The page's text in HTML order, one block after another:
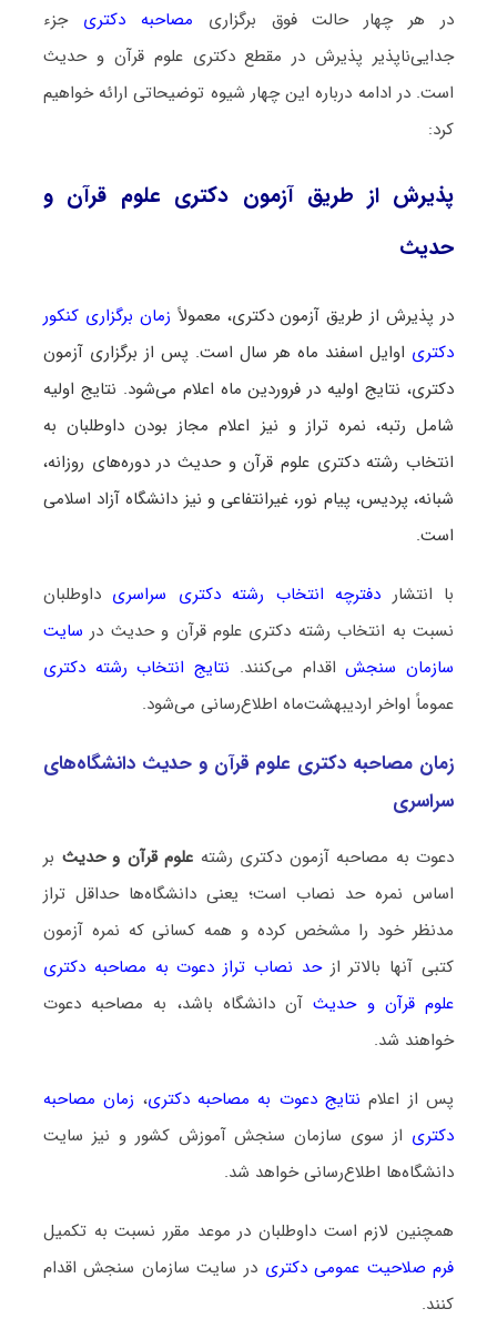
در هر چهار حالت فوق برگزاری مصاحبه دکتری جزء
جدایی‌ناپذیر پذیرش در مقطع دکتری علوم قرآن و حدیث
است. در ادامه درباره این چهار شیوه توضیحاتی ارائه خواهیم
کرد:
پذیرش از طریق آزمون دکتری علوم قرآن و
حدیث
در پذیرش از طریق آزمون دکتری، معمولاً زمان برگزاری کنکور
دکتری اوایل اسفند ماه هر سال است. پس از برگزاری آزمون
دکتری، نتایج اولیه در فروردین ماه اعلام می‌شود. نتایج اولیه
شامل رتبه، نمره‌ تراز و نیز اعلام مجاز بودن داوطلبان به
انتخاب رشته دکتری علوم قرآن و حدیث در دوره‌های روزانه،
شبانه، پردیس، پیام نور، غیرانتفاعی و نیز دانشگاه آزاد اسلامی
است.
با انتشار دفترچه انتخاب رشته دکتری سراسری داوطلبان
نسبت به انتخاب رشته دکتری علوم قرآن و حدیث در سایت
سازمان سنجشاقدام می‌کنند. نتایج انتخاب رشته دکتری
عموماً اواخر اردیبهشت‌ماه اطلاع‌رسانی می‌شود.
زمان مصاحبه دکتری علوم قرآن و حدیث دانشگاه‌های
سراسری
دعوت به مصاحبه آزمون دکتری رشته علوم قرآن و حدیث بر
اساس نمره حد نصاب است؛ یعنی دانشگاه‌ها حداقل تراز
مدنظر خود را مشخص کرده و همه کسانی که نمره آزمون
کتبی آنها بالاتر ازحد نصاب تراز دعوت به مصاحبه دکتری
علوم قرآن و حدیث آن دانشگاه باشد، به مصاحبه دعوت
خواهند شد.
پس از اعلام نتایج دعوت به مصاحبه دکتری، زمان مصاحبه
دکتری از سوی سازمان سنجش آموزش کشور و نیز سایت
دانشگاه‌ها اطلاع‌رسانی خواهد شد.
همچنین لازم است داوطلبان در موعد مقرر نسبت به تکمیل
فرم صلاحیت عمومی دکتری در سایت سازمان سنجش اقدام
کنند.